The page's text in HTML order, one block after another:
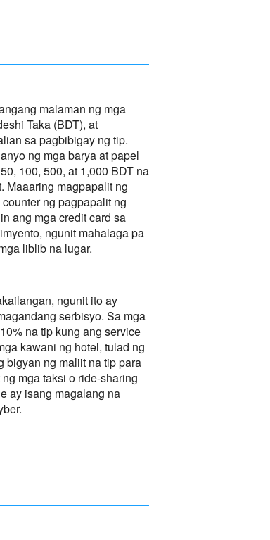
malaman ng mga
Taka (BDT), at
sa pagbibigay ng tip.
ng mga barya at papel
100, 500, at 1,000 BDT na
Maaaring magpapalit ng
ng pagpapalit ng
ang mga credit card sa
ngunit mahalaga pa
liblib na lugar.
ngunit ito ay
serbisyo. Sa mga
na tip kung ang service
kawani ng hotel, tulad ng
bigyan ng maliit na tip para
mga taksi o ride-sharing
ay isang magalang na